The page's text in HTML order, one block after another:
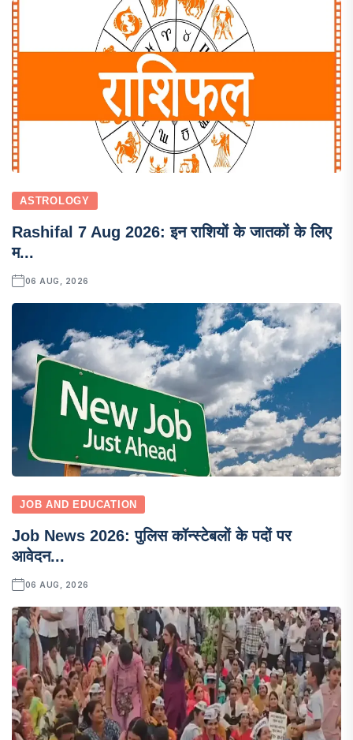
ASTROLOGY
Rashifal 7 Aug 2026: इन राशियों के जातकों के लिए
म...
06 AUG, 2026
JOB AND EDUCATION
Job News 2026: पुलिस कॉन्स्टेबलों के पदों पर
आवेदन...
06 AUG, 2026